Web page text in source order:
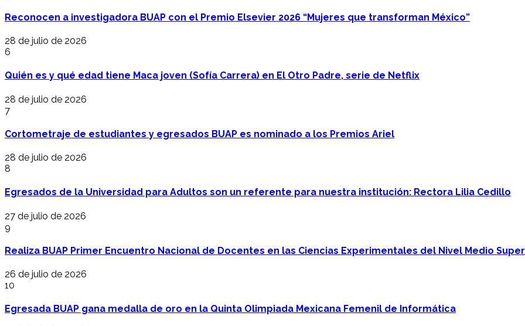
Reconocen a investigadora BUAP con el Premio Elsevier 2026 “Mujeres que transforman México”
28 de julio de 2026
6
Quién es y qué edad tiene Maca joven (Sofía Carrera) en El Otro Padre, serie de Netflix
28 de julio de 2026
7
Cortometraje de estudiantes y egresados BUAP es nominado a los Premios Ariel
28 de julio de 2026
8
Egresados de la Universidad para Adultos son un referente para nuestra institución: Rectora Lilia Cedillo
27 de julio de 2026
9
Realiza BUAP Primer Encuentro Nacional de Docentes en las Ciencias Experimentales del Nivel Medio
26 de julio de 2026
10
Egresada BUAP gana medalla de oro en la Quinta Olimpiada Mexicana Femenil de Informática